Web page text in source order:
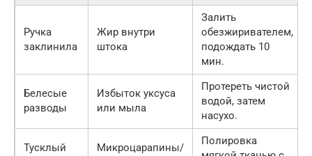
Ручка
заклинила
Жир внутри
штока
Залить
обезжиривателем,
подождать 10
мин.
Белесые
разводы
Избыток уксуса
или мыла
Протереть чистой
водой, затем
насухо.
Тусклый
Микроцарапины/
Полировка